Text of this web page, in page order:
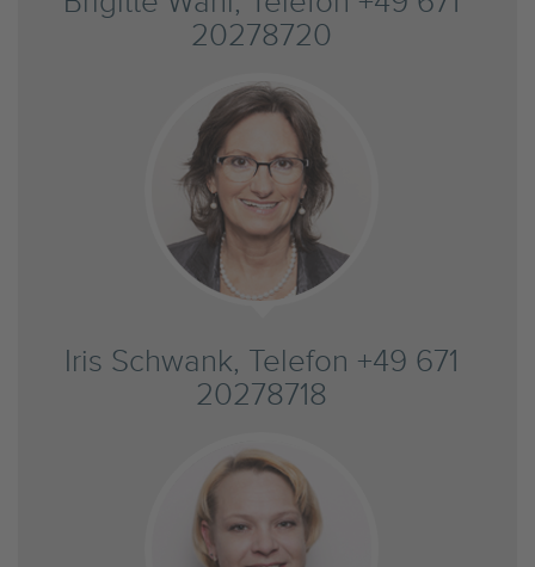
20278720
Iris Schwank, Telefon +49 671
20278718